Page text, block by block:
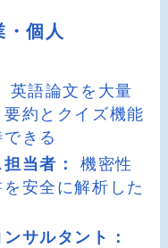
個人
英語論文を大量
約とクイズ機能
きる
当者：
機密性
安全に解析した
サルタント：